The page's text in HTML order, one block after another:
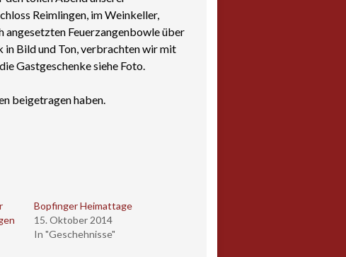
Reimlingen, im Weinkeller,
Feuerzangenbowle über
in Bild und Ton, verbrachten wir mit
Gastgeschenke siehe Foto.
beigetragen haben.
Bopfinger Heimattage
15. Oktober 2014
In "Geschehnisse"